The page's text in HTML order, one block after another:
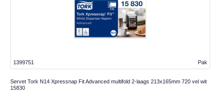
Pak
1399751
Servet Tork N14 Xpressnap Fit Advanced multifold 2-laags 213x165mm 720 vel wit
15830